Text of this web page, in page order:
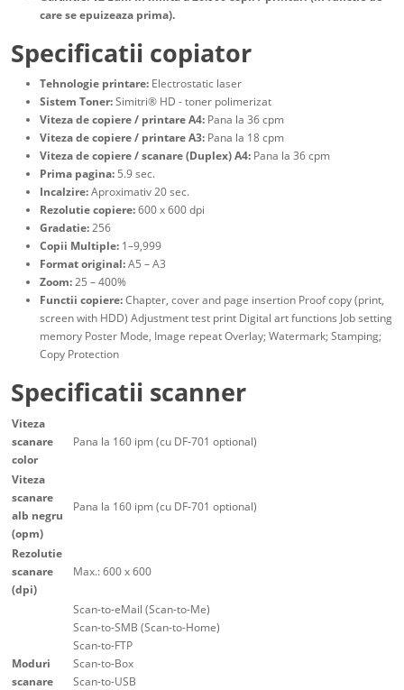
care se epuizeaza prima).
Specificatii copiator
Tehnologie printare: Electrostatic laser
Sistem Toner:Simitri® HD - toner polimerizat
Viteza de copiere / printare A4: Pana la 36 cpm
Viteza de copiere / printare A3: Pana la 18 cpm
Viteza de copiere / scanare (Duplex) A4: Pana la 36 cpm
Prima pagina: 5.9 sec.
Incalzire:Aproximativ 20 sec.
Rezolutie copiere:600 x 600 dpi
Gradatie:256
Copii Multiple: 1–9,999
Format original:A5 – A3
Zoom:25 – 400%
Functii copiere:Chapter, cover and page insertion Proof copy (print,
screen with HDD) Adjustment test print Digital art functions Job setting
memory Poster Mode, Image repeat Overlay; Watermark; Stamping;
Copy Protection
Specificatii scanner
Viteza
scanare
color
Pana la 160 ipm (cu DF-701 optional)
Viteza
scanare
alb negru
(opm)
Pana la 160 ipm (cu DF-701 optional)
Rezolutie
scanare
(dpi)
Max.: 600 x 600
Moduri
scanare
Scan-to-eMail (Scan-to-Me)
Scan-to-SMB (Scan-to-Home)
Scan-to-FTP
Scan-to-Box
Scan-to-USB